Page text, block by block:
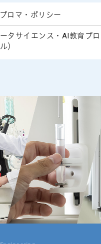
ロマ・ポリシー
タサイエンス・AI教育プ
）